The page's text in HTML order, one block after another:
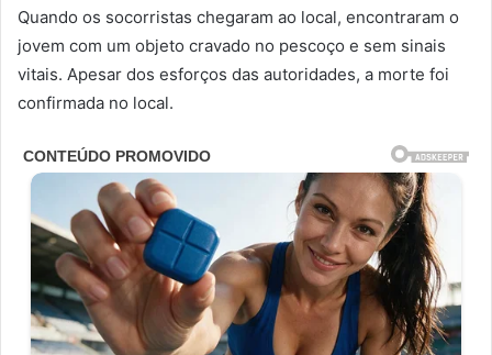
Quando os socorristas chegaram ao local, encontraram o
jovem com um objeto cravado no pescoço e sem sinais
vitais. Apesar dos esforços das autoridades, a morte foi
confirmada no local.